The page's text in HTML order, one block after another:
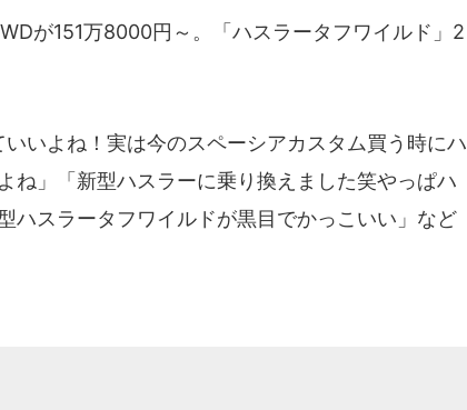
が151万8000円～。「ハスラータフワイルド」2
いよね！実は今のスペーシアカスタム買う時にハ
ね」「新型ハスラーに乗り換えました笑やっぱハ
ハスラータフワイルドが黒目でかっこいい」など